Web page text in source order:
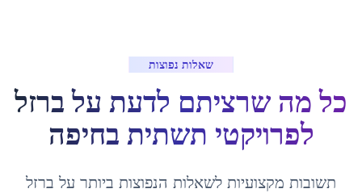
שאלות נפוצות
כל מה שרציתם לדעת על ברזל
לפרויקטי תשתית בחיפה
תשובות מקצועיות לשאלות הנפוצות ביותר על ברזל